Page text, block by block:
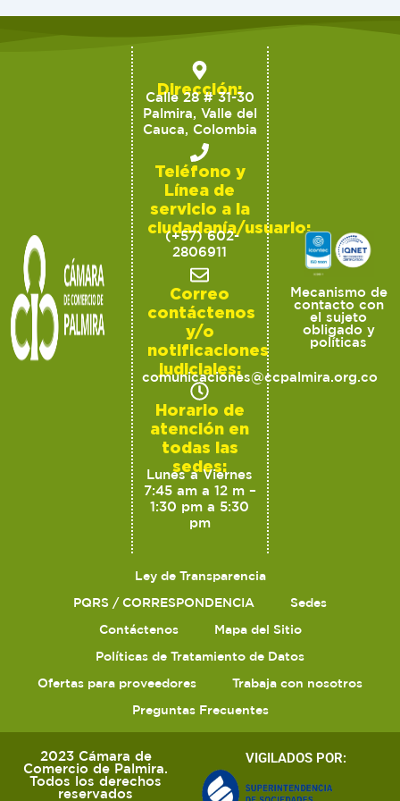
Dirección:
Calle 28 # 31-30
Palmira, Valle del
Cauca, Colombia
Teléfono y
Línea de
servicio a la
ciudadanía/usuario:
(+57) 602-
2806911
Correo
contáctenos
y/o
notificaciones
judiciales:
comunicaciones@ccpalmira.org.co
Horario de
atención en
todas las
sedes:
Lunes a Viernes
7:45 am a 12 m –
1:30 pm a 5:30
pm
Mecanismo de
contacto con
el sujeto
obligado y
políticas
Ley de Transparencia
PQRS / CORRESPONDENCIA
Sedes
Contáctenos
Mapa del Sitio
Políticas de Tratamiento de Datos
Ofertas para proveedores
Trabaja con nosotros
Preguntas Frecuentes
2023 Cámara de
Comercio de Palmira.
Todos los derechos
reservados
VIGILADOS POR: